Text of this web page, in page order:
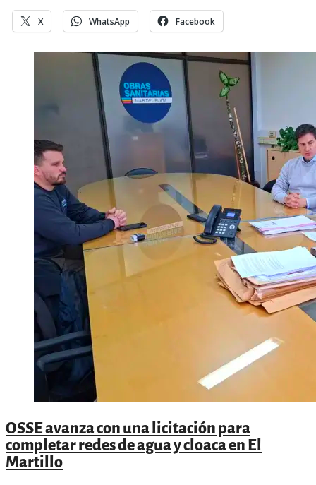
X WhatsApp Facebook
OSSE avanza con una licitación para
completar redes de agua y cloaca en El
Martillo